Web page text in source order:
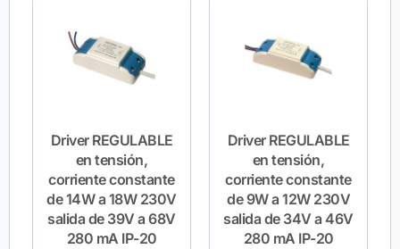
Driver REGULABLE
en tensión,
corriente constante
de 14W a 18W 230V
salida de 39V a 68V
280 mA IP-20
Driver REGULABLE
en tensión,
corriente constante
de 9W a 12W 230V
salida de 34V a 46V
280 mA IP-20